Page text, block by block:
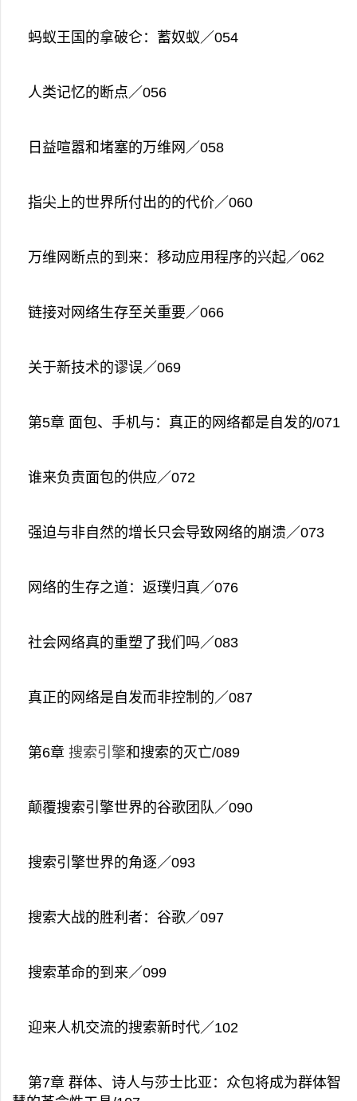
蚂蚁王国的拿破仑：蓄奴蚁／054
人类记忆的断点／056
日益喧嚣和堵塞的万维网／058
指尖上的世界所付出的的代价／060
万维网断点的到来：移动应用程序的兴起／062
链接对网络生存至关重要／066
关于新技术的谬误／069
第5章 面包、手机与：真正的网络都是自发的/071
谁来负责面包的供应／072
强迫与非自然的增长只会导致网络的崩溃／073
网络的生存之道：返璞归真／076
社会网络真的重塑了我们吗／083
真正的网络是自发而非控制的／087
第6章 搜索引擎和搜索的灭亡/089
颠覆搜索引擎世界的谷歌团队／090
搜索引擎世界的角逐／093
搜索大战的胜利者：谷歌／097
搜索革命的到来／099
迎来人机交流的搜索新时代／102
第7章 群体、诗人与莎士比亚：众包将成为群体智